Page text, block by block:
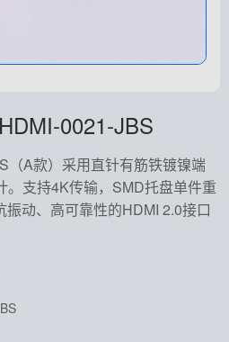
0021-JBS
（A款）采用直针有筋铁镀镍端
。支持4K传输，SMD托盘单件重
动、高可靠性的HDMI 2.0接口